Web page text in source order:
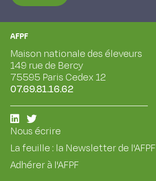
AFPF
Maison nationale des éleveurs
149 rue de Bercy
75595 Paris Cedex 12
07.69.81.16.62
Nous écrire
La feuille : la Newsletter de l'AFPF
Adhérer à l'AFPF